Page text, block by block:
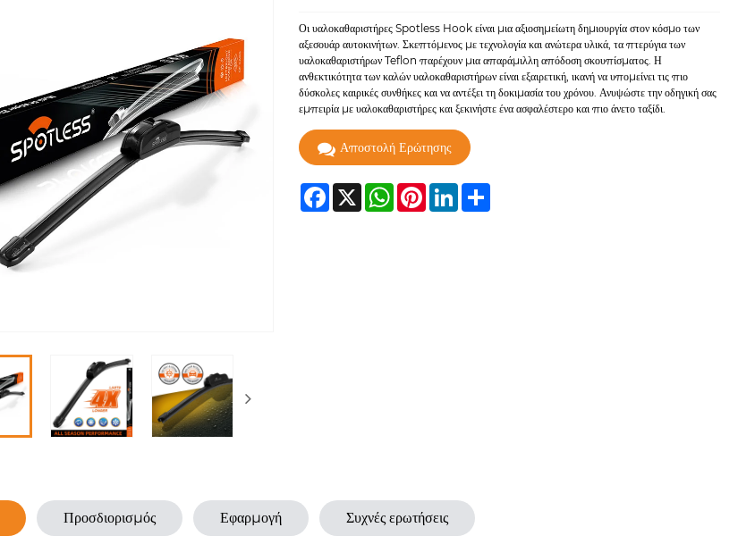
Οι υαλοκαθαριστήρες Spotless Hook είναι μια αξιοσημείωτη δημιουργία στον κόσμο των
αξεσουάρ αυτοκινήτων. Σκεπτόμενος με τεχνολογία και ανώτερα υλικά, τα πτερύγια των
υαλοκαθαριστήρων Teflon παρέχουν μια απαράμιλλη απόδοση σκουπίσματος. Η
ανθεκτικότητα των καλών υαλοκαθαριστήρων είναι εξαιρετική, ικανή να υπομείνει τις πιο
δύσκολες καιρικές συνθήκες και να αντέξει τη δοκιμασία του χρόνου. Ανυψώστε την οδηγική σας
εμπειρία με υαλοκαθαριστήρες και ξεκινήστε ένα ασφαλέστερο και πιο άνετο ταξίδι.
Αποστολή Ερώτησης
Facebook
X WhatsAppPinterestLinkedInShare
Προσδιορισμός Εφαρμογή Συχνές ερωτήσεις